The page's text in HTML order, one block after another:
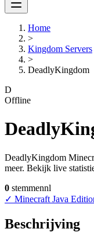
Home
>
Kingdom Servers
>
DeadlyKingdom
D
Offline
DeadlyKingdom
meer. Bekijk live
0 stemmennl
✓ Minecraft Java
Beschrijving